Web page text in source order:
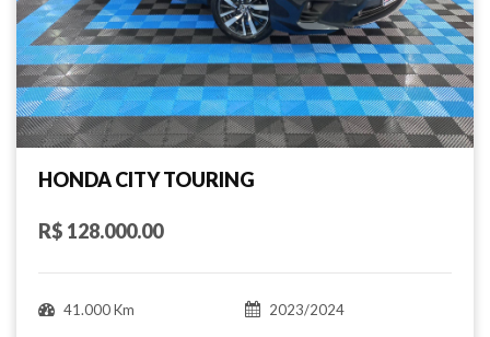
HONDA CITY TOURING
R$ 128.000.00
41.000 Km 2023/2024